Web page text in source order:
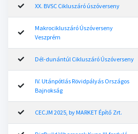
XX. BVSC Cikluszáró úszóverseny
Makrocikluszáró Úszóverseny
Veszprém
Dél-dunántúl Cikluszáró Úszóverseny
IV. Utánpótlás Rövidpályás Országos
Bajnokság
CECJM 2025, by MARKET Építő Zrt.